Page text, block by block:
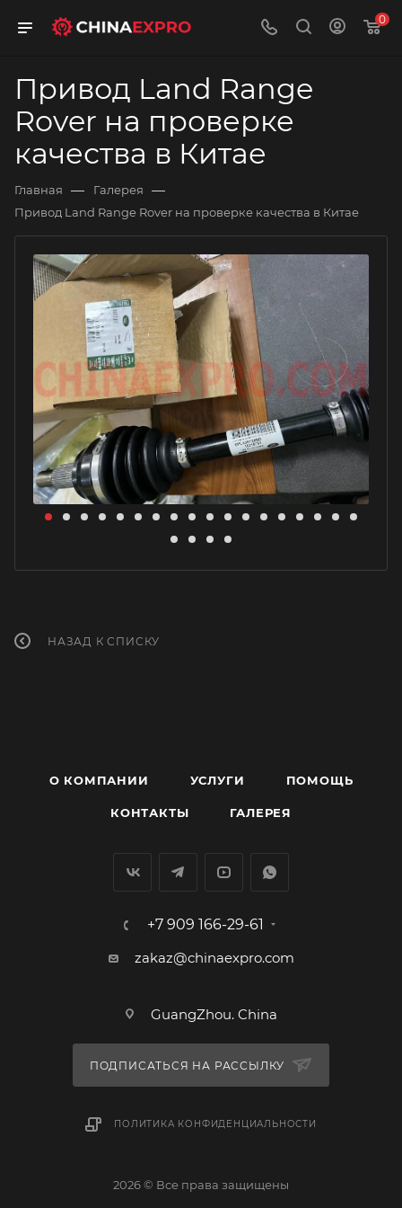
0
Привод Land Range
Rover на проверке
качества в Китае
Главная — Галерея —
Привод Land Range Rover на проверке качества в Китае
НАЗАД К СПИСКУ
О КОМПАНИИ УСЛУГИ ПОМОЩЬ
КОНТАКТЫ ГАЛЕРЕЯ
+7 909 166-29-61
zakaz@chinaexpro.com
GuangZhou. China
ПОДПИСАТЬСЯ НА РАССЫЛКУ
ПОЛИТИКА КОНФИДЕНЦИАЛЬНОСТИ
2026 © Все права защищены